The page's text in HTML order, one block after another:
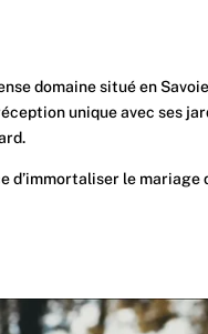
domaine situé en
unique avec ses
d’immortaliser le